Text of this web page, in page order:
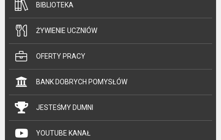
BIBLIOTEKA
ŻYWIENIE UCZNIÓW
OFERTY PRACY
BANK DOBRYCH POMYSŁÓW
JESTEŚMY DUMNI
YOUTUBE KANAŁ